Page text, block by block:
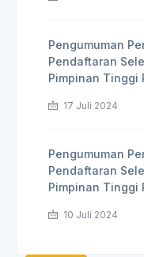
Pengumuman
Pendaftaran
Pimpinan Tinggi
17 Juli 2024
Pengumuman
Pendaftaran
Pimpinan Tinggi
10 Juli 2024